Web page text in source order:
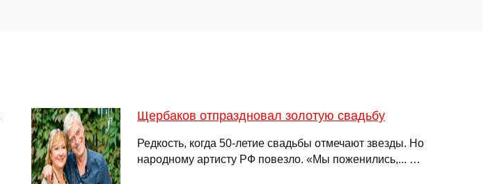
Щербаков отпраздновал золотую свадьбу
Редкость, когда 50-летие свадьбы отмечают звезды. Но
народному артисту РФ повезло. «Мы поженились,... …